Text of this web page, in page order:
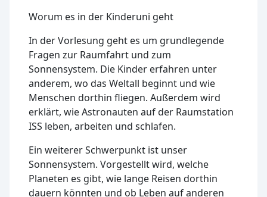
Worum es in der Kinderuni geht
In der Vorlesung geht es um grundlegende
Fragen zur Raumfahrt und zum
Sonnensystem. Die Kinder erfahren unter
anderem, wo das Weltall beginnt und wie
Menschen dorthin fliegen. Außerdem wird
erklärt, wie Astronauten auf der Raumstation
ISS leben, arbeiten und schlafen.
Ein weiterer Schwerpunkt ist unser
Sonnensystem. Vorgestellt wird, welche
Planeten es gibt, wie lange Reisen dorthin
dauern könnten und ob Leben auf anderen